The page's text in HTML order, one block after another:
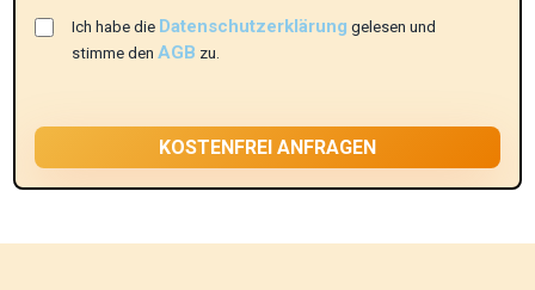
Ich habe die Datenschutzerklärung gelesen und
stimme denAGB zu.